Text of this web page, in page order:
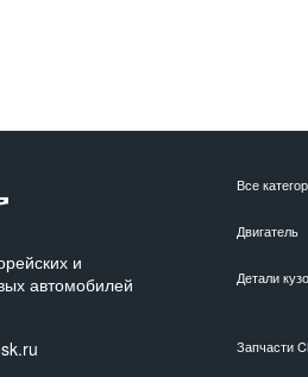
и
автомобилей
Все
Двигатель
Детали
Запчасти